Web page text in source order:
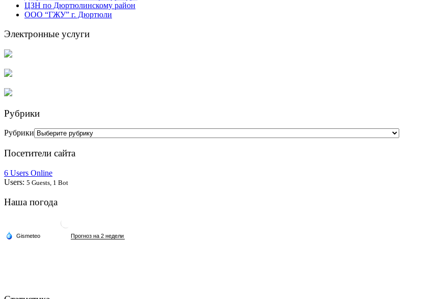
ЦЗН по Дюртюлинскому район
ООО “ГЖУ” г. Дюртюли
Электронные услуги
Рубрики
Рубрики
Посетители сайта
6 Users Online
Users: 5 Guests, 1 Bot
Наша погода